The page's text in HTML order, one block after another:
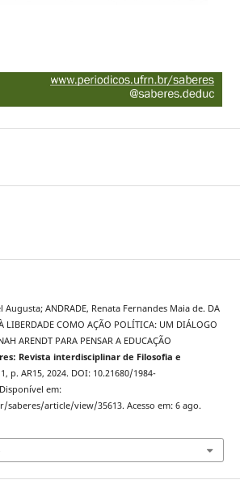
Augusta; ANDRADE, Renata Fernandes Maia de. DA
LIBERDADE COMO AÇÃO POLÍTICA: UM DIÁLOGO
ARENDT PARA PENSAR A EDUCAÇÃO
Revista interdisciplinar de Filosofia e
p. AR15, 2024. DOI: 10.21680/1984-
em:
article/view/35613. Acesso em: 6 ago.